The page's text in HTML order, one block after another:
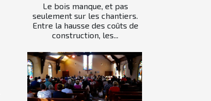
Le bois manque, et pas
seulement sur les chantiers.
Entre la hausse des coûts de
construction, les...